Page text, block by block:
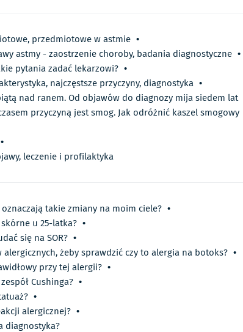
przedmiotowe w astmie •
astmy - zaostrzenie choroby, badania diagnostyczne •
pytania zadać lekarzowi? •
najczęstsze przyczyny, diagnostyka •
nad ranem. Od objawów do diagnozy mija siedem lat
przyczyną jest smog. Jak odróżnić kaszel smogowy
•
leczenie i profilaktyka
oznaczają takie zmiany na moim ciele? •
u 25-latka? •
się na SOR? •
żeby sprawdzić czy to alergia na botoks? •
przy tej alergii? •
Cushinga? •
•
alergicznej? •
diagnostyka?